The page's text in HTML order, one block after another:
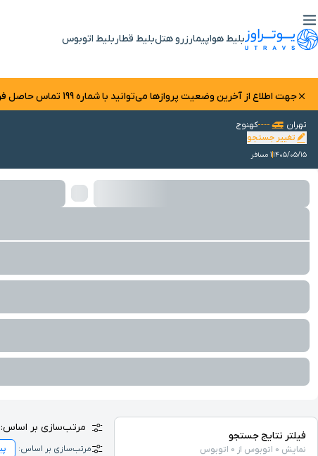
بلیط هواپیمارزرو هتلبلیط قطار بلیط اتوبوس
جهت اطلاع از آخرین وضعیت پرواز‌ها می‌توانید با شماره 199 تماس حاصل فرمایید.
تهران
کهنوج
تغییر جستجو
۱۴۰۵/۰۵/۱۵1 مسافر
فیلتر نتایج جستجو
نمایش 0 اتوبوس از 0 اتوبوس
مرتب‌سازی بر اساس:
مرتب‌سازی بر اساس: